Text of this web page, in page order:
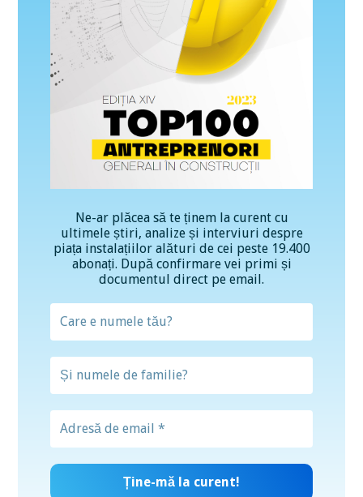
Ne-ar plăcea să te ținem la curent cu
ultimele știri, analize și interviuri despre
piața instalațiilor alături de cei peste 19.400
abonați. După confirmare vei primi și
documentul direct pe email.